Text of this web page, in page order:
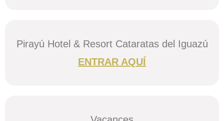
Pirayú Hotel & Resort Cataratas del Iguazú
ENTRAR AQUÍ